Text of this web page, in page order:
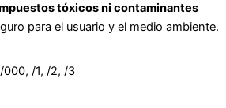
tóxicos ni contaminantes
para el usuario y el medio ambiente.
/1, /2, /3